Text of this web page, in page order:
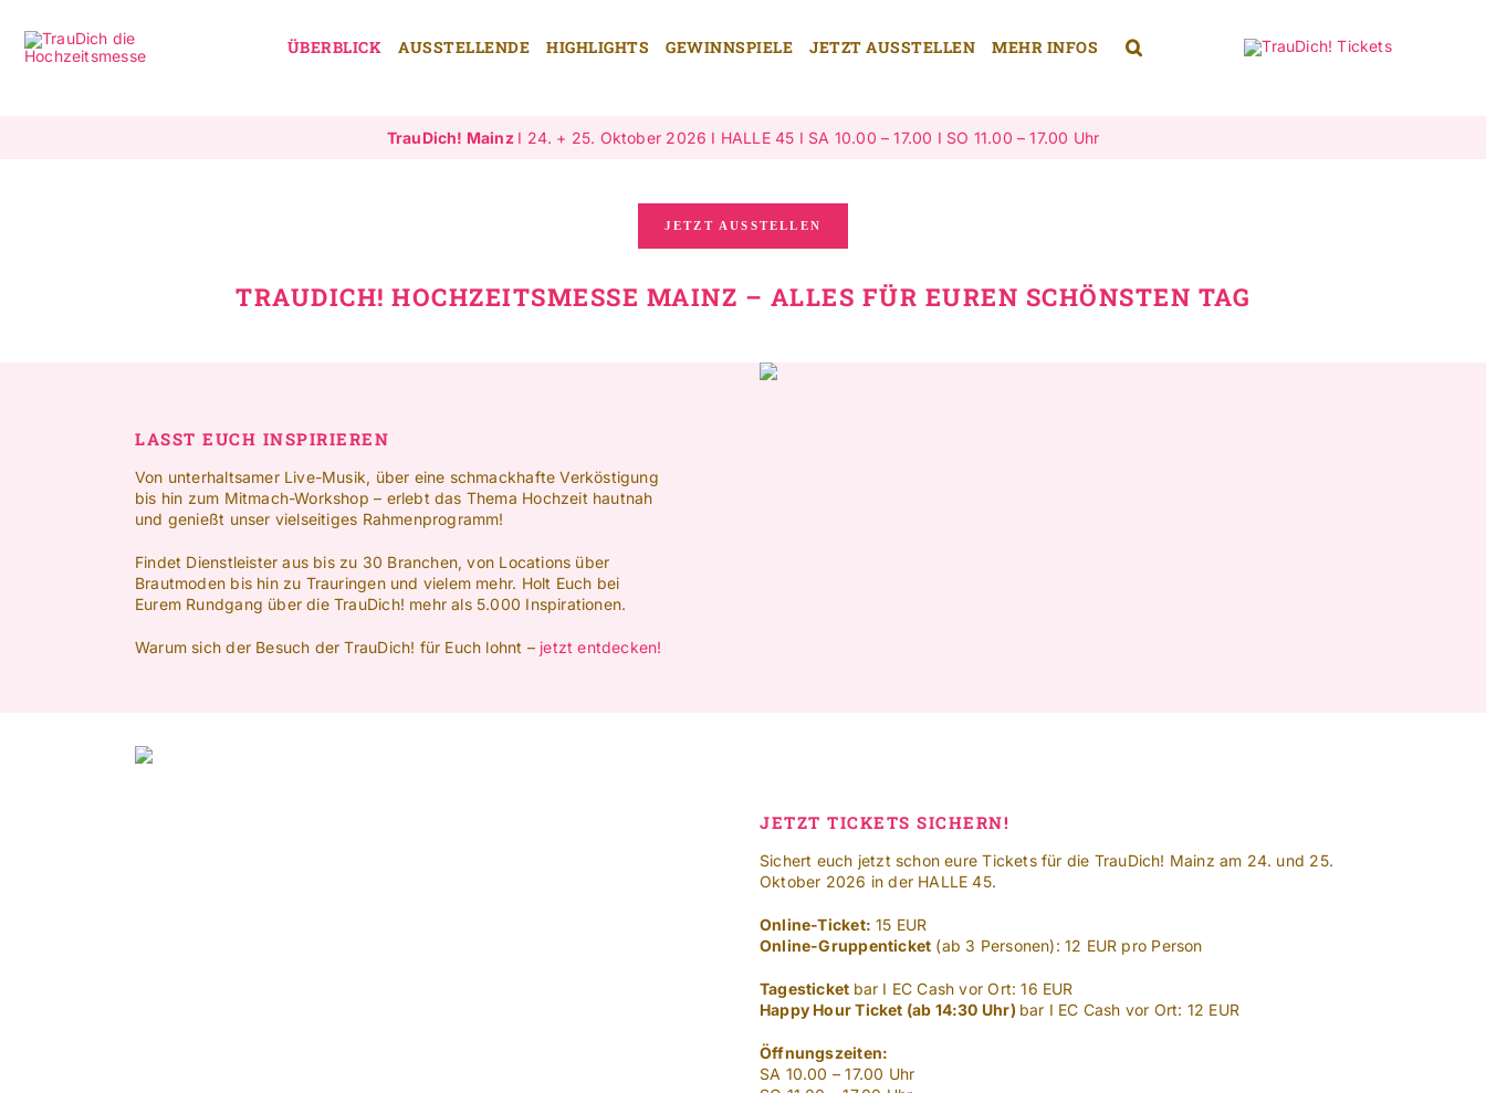
Inhalt
springen
ÜBERBLICK AUSSTELLENDE HIGHLIGHTS GEWINNSPIELE JETZT AUSSTELLEN MEHR INFOS
TrauDich! Mainz I 24. + 25. Oktober 2026 I HALLE 45 I SA 10.00 – 17.00 I SO 11.00 – 17.00 Uhr
JETZT AUSSTELLEN
TRAUDICH! HOCHZEITSMESSE MAINZ – ALLES FÜR EUREN SCHÖNSTEN TAG
LASST EUCH INSPIRIEREN
Von unterhaltsamer Live-Musik, über eine schmackhafte Verköstigung
bis hin zum Mitmach-Workshop – erlebt das Thema Hochzeit hautnah
und genießt unser vielseitiges Rahmenprogramm!
Findet Dienstleister aus bis zu 30 Branchen, von Locations über
Brautmoden bis hin zu Trauringen und vielem mehr. Holt Euch bei
Eurem Rundgang über die TrauDich! mehr als 5.000 Inspirationen.
Warum sich der Besuch der TrauDich! für Euch lohnt –jetzt entdecken!
JETZT TICKETS SICHERN!
Sichert euch jetzt schon eure Tickets für die TrauDich! Mainz am 24. und 25.
Oktober 2026 in der HALLE 45.
Online-Ticket: 15 EUR
Online-Gruppenticket (ab 3 Personen): 12 EUR pro Person
Tagesticket bar I EC Cash vor Ort: 16 EUR
Happy Hour Ticket (ab 14:30 Uhr) bar I EC Cash vor Ort: 12 EUR
Öffnungszeiten:
SA 10.00 – 17.00 Uhr